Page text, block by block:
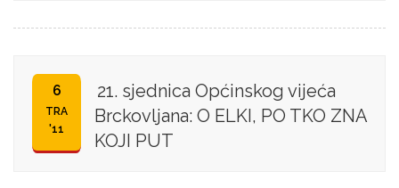
6
TRA
'11
21. sjednica Općinskog vijeća
Brckovljana: O ELKI, PO TKO ZNA
KOJI PUT